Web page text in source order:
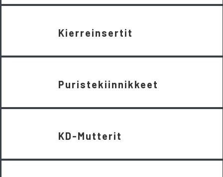
Kierreinsertit
Puristekiinnikkeet
KD-Mutterit